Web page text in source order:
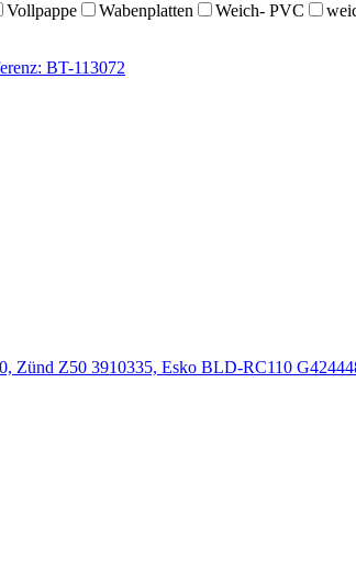
Vollpappe Wabenplatten Weich- PVC